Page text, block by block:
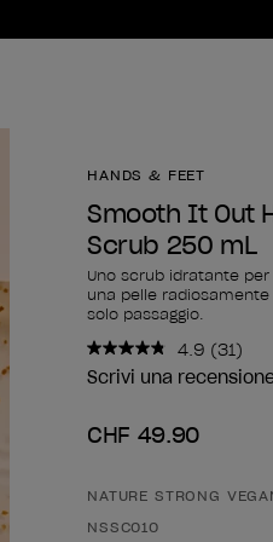
HANDS & FEET
Smooth It Out
Scrub 250 mL
Uno scrub idratante
una pelle
solo passaggio.
4.9 Leggi
31
(31)
Scrivi una
CHF 49.90
Forma del
NATURE STRONG
NSSC010